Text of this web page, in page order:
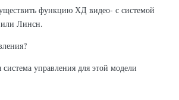
функцию ХД видео- с системой
или Линсн.
управления для этой модели